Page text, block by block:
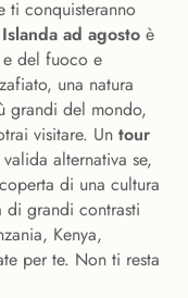
ti conquisteranno
ad agostoè
del fuoco e
una natura
grandi del mondo,
visitare. Un tour
alternativa se,
di una cultura
di grandi contrasti
Kenya,
per te. Non ti resta